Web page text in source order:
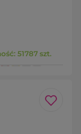
51787 szt.